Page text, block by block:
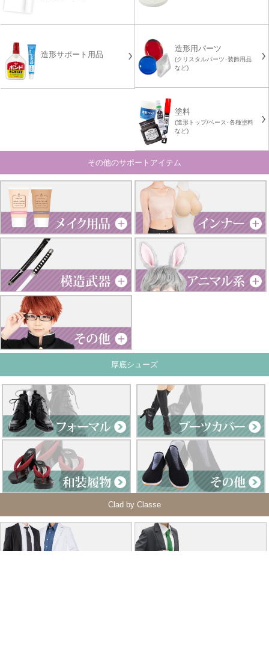
造形サポート用品
造形用パーツ
(クリスタルパーツ･装飾用品
など)
塗料
(造形トップ/ベース･各種塗料
など)
その他のサポートアイテム
厚底シューズ
Clad by Classe